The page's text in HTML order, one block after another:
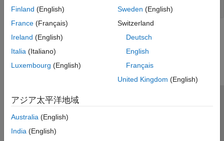
この情報は役に立ちましたか？
Finland (English)
France (Français)
Ireland (English)
Italia (Italiano)
Luxembourg (English)
Sweden (English)
Switzerland
Deutsch
English
Français
United Kingdom (English)
アジア太平洋地域
Australia (English)
India (English)
トラストセンター
違法コピー防止
© 1994-2026 The MathWorks, Inc.